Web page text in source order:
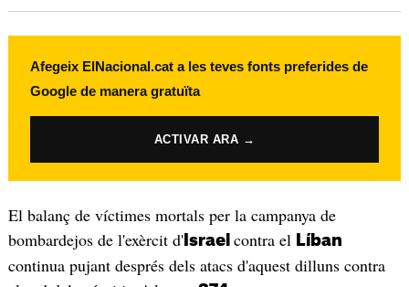
Afegeix ElNacional.cat a les teves fonts preferides de
Google de manera gratuïta
ACTIVAR ARA →
El balanç de víctimes mortals per la campanya de
bombardejos de l'exèrcit d'Israel contra el Líban
continua pujant després dels atacs d'aquest dilluns contra